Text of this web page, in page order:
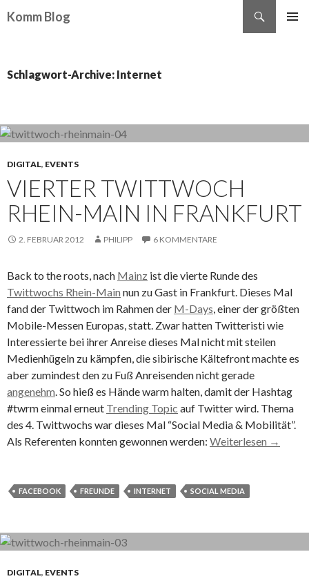
Komm Blog
Schlagwort-Archive: Internet
DIGITAL, EVENTS
VIERTER TWITTWOCH
RHEIN-MAIN IN FRANKFURT
2. FEBRUAR 2012 PHILIPP 6 KOMMENTARE
Back to the roots, nach Mainz ist die vierte Runde des
Twittwochs Rhein-Main nun zu Gast in Frankfurt. Dieses Mal
fand der Twittwoch im Rahmen der M-Days, einer der größten
Mobile-Messen Europas, statt. Zwar hatten Twitteristi wie
Interessierte bei ihrer Anreise dieses Mal nicht mit steilen
Medienhügeln zu kämpfen, die sibirische Kältefront machte es
aber zumindest den zu Fuß Anreisenden nicht gerade
angenehm. So hieß es Hände warm halten, damit der Hashtag
#twrm einmal erneut Trending Topic auf Twitter wird. Thema
des 4. Twittwochs war dieses Mal “Social Media & Mobilität”.
Als Referenten konnten gewonnen werden: Weiterlesen →
FACEBOOK FREUNDE INTERNET SOCIAL MEDIA
DIGITAL, EVENTS